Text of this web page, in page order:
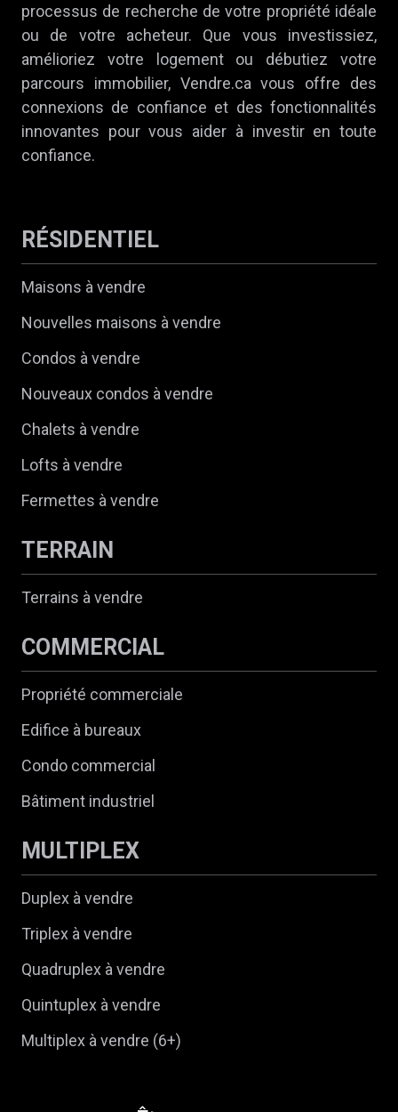
processus de recherche de votre propriété idéale
ou de votre acheteur. Que vous investissiez,
amélioriez votre logement ou débutiez votre
parcours immobilier, Vendre.ca vous offre des
connexions de confiance et des fonctionnalités
innovantes pour vous aider à investir en toute
confiance.
RÉSIDENTIEL
Maisons à vendre
Nouvelles maisons à vendre
Condos à vendre
Nouveaux condos à vendre
Chalets à vendre
Lofts à vendre
Fermettes à vendre
TERRAIN
Terrains à vendre
COMMERCIAL
Propriété commerciale
Edifice à bureaux
Condo commercial
Bâtiment industriel
MULTIPLEX
Duplex à vendre
Triplex à vendre
Quadruplex à vendre
Quintuplex à vendre
Multiplex à vendre (6+)